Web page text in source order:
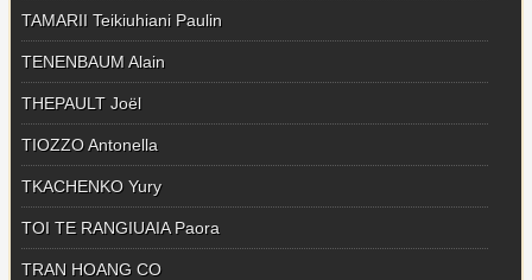
TAMARII Teikiuhiani Paulin
TENENBAUM Alain
THEPAULT Joël
TIOZZO Antonella
TKACHENKO Yury
TOI TE RANGIUAIA Paora
TRAN HOANG CO